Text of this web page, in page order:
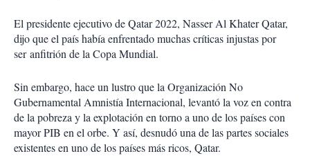
El presidente ejecutivo de Qatar 2022, Nasser Al Khater Qatar,
dijo que el país había enfrentado muchas críticas injustas por
ser anfitrión de la Copa Mundial.
Sin embargo, hace un lustro que la Organización No
Gubernamental Amnistía Internacional, levantó la voz en contra
de la pobreza y la explotación en torno a uno de los países con
mayor PIB en el orbe. Y así, desnudó una de las partes sociales
existentes en uno de los países más ricos, Qatar.